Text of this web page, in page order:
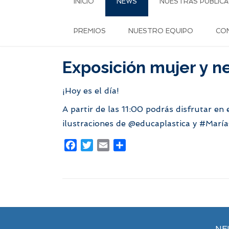
PREMIOS NUESTRO EQUIPO
Exposición mujer y
¡Hoy es el día!
A partir de las 11:00 podrás disfrutar en
ilustraciones de @educaplastica y
FacebookTwitter
Email